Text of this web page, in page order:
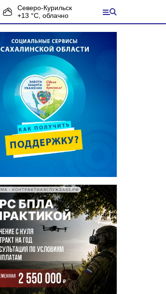
Северо-Курильск
+13 °С, облачно
• КОНТРАКТНАЯСЛУЖБА65.РФ